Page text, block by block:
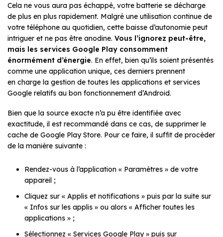
Cela ne vous aura pas échappé, votre batterie se décharge
de plus en plus rapidement. Malgré une utilisation continue de
votre téléphone au quotidien, cette baisse d’autonomie peut
intriguer et ne pas être anodine. Vous l’ignorez peut-être,
mais les services Google Play consomment
énormément d’énergie. En effet, bien qu’ils soient présentés
comme une application unique, ces derniers prennent
en charge la gestion de toutes les applications et services
Google relatifs au bon fonctionnement d’Android.
Bien que la source exacte n’a pu être identifiée avec
exactitude, il est recommandé dans ce cas, de supprimer le
cache de Google Play Store. Pour ce faire, il suffit de procéder
de la manière suivante :
Rendez-vous à l’application « Paramètres » de votre
appareil ;
Cliquez sur « Applis et notifications » puis par la suite sur
« Infos sur les applis » ou alors « Afficher toutes les
applications » ;
Sélectionnez « Services Google Play » puis sur